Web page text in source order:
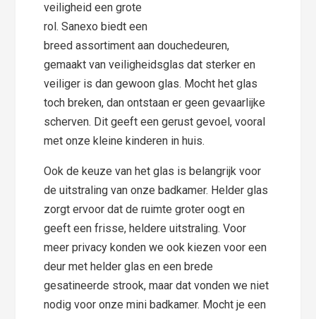
veiligheid een grote
rol. Sanexo biedt een
breed assortiment aan douchedeuren,
gemaakt van veiligheidsglas dat sterker en
veiliger is dan gewoon glas. Mocht het glas
toch breken, dan ontstaan er geen gevaarlijke
scherven. Dit geeft een gerust gevoel, vooral
met onze kleine kinderen in huis.
Ook de keuze van het glas is belangrijk voor
de uitstraling van onze badkamer. Helder glas
zorgt ervoor dat de ruimte groter oogt en
geeft een frisse, heldere uitstraling. Voor
meer privacy konden we ook kiezen voor een
deur met helder glas en een brede
gesatineerde strook, maar dat vonden we niet
nodig voor onze mini badkamer. Mocht je een